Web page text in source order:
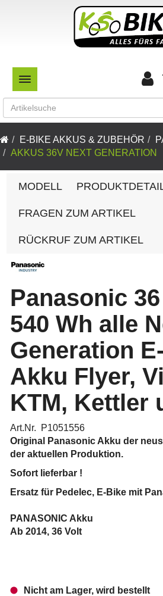
TOGGLE NAVIGATION
E-BIKE AKKUS & ZUBEHÖR
AKKUS 36V NEXT GENERATION
MODELL
FRAGEN ZUM ARTIKEL
RÜCKRUF ZUM ARTIKEL
Panasonic
540 Wh alle
Generation
Akku Flyer,
KTM, Kettler
Art.Nr. P1051556
Original Panasonic Akku der
der aktuellen Produktion.
Sofort lieferbar !
Ersatz für Pedelec, E-Bike mit
PANASONIC Akku
Ab 2014, 36 Volt
Nicht am Lager, wird bestellt